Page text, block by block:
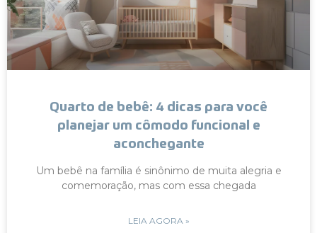
Quarto de bebê: 4 dicas para você
planejar um cômodo funcional e
aconchegante
Um bebê na família é sinônimo de muita alegria e
comemoração, mas com essa chegada
LEIA AGORA »